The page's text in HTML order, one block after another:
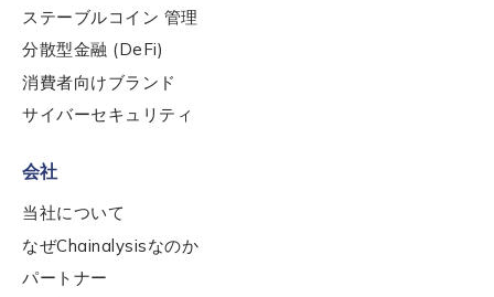
Organization Type
By checking this box, you indicate that you'd like us
to send you information on Chainalysis products,
services, events, and news. Your personal data will
ステーブルコイン 管理
分散型金融 (DeFi)
消費者向けブランド
サイバーセキュリティ
会社
当社について
なぜChainalysisなのか
パートナー